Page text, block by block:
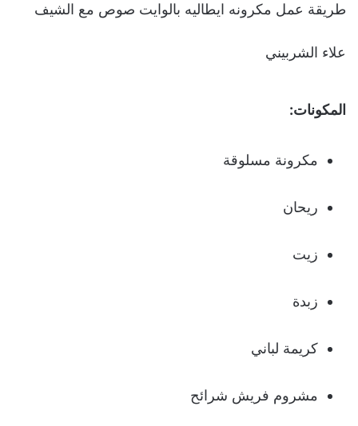
طريقة عمل مكرونه ايطاليه بالوايت صوص مع الشيف
علاء الشربيني
المكونات:
مكرونة مسلوقة
ريحان
زيت
زبدة
كريمة لباني
مشروم فريش شرائح